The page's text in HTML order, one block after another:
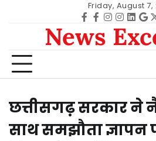
Friday, August 7,
Facebook
facebook
Instagram
News
छत्तीसगढ़ सरकार
साथ समझौता ज्ञापन